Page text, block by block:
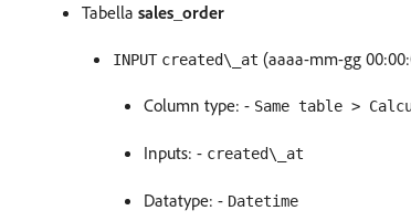
Tabella sales_order
INPUT created\_at (aaaa-mm-gg
Column type: - Same table >
Inputs: - created\_at
Datatype: - Datetime